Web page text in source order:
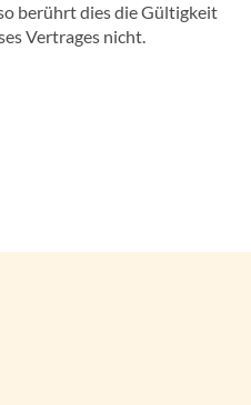
berührt dies die Gültigkeit
Vertrages nicht.